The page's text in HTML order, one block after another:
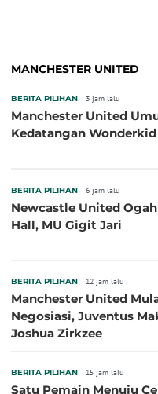
MANCHESTER UNITED
BERITA PILIHAN 3 jam lalu
Manchester United
Kedatangan
BERITA PILIHAN 6 jam lalu
Newcastle United
Hall, MU Gigit Jari
BERITA PILIHAN 12 jam lalu
Manchester United
Negosiasi, Juventus
Joshua Zirkzee
BERITA PILIHAN 15 jam lalu
Satu Pemain Menuju